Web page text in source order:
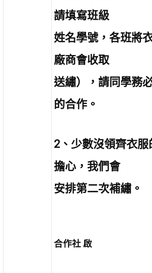
請填寫班級
姓名學號，各班將
廠商會收取
送繡），請同學務
的合作。
2、少數沒領齊衣
擔心，我們會
安排第二次補繡。
員生
合作社 啟